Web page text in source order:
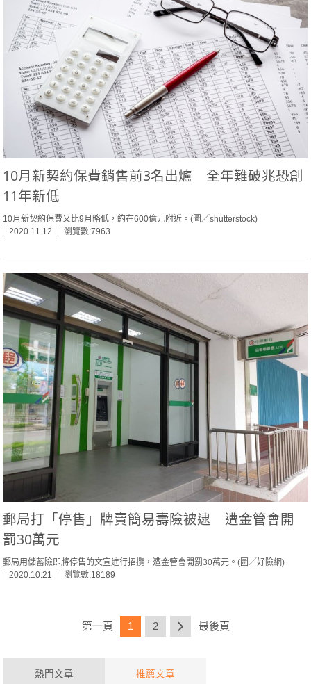
10月新契約保費銷售前3名出爐 全年難破兆恐創
11年新低
10月新契約保費又比9月略低，約在600億元附近。(圖／shutterstock)
2020.11.12
瀏覽數:7963
郵局打「停售」牌賣簡易壽險被逮 遭金管會開
罰30萬元
郵局用儲蓄險即將停售的文宣進行招攬，遭金管會開罰30萬元。(圖／好險網)
2020.10.21
瀏覽數:18189
第一頁 1 2 最後頁
熱門文章 推薦文章